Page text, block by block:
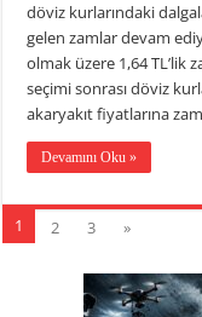
döviz kurlarındaki
gelen zamlar devam
olmak üzere 1,64 TL’lik
seçimi sonrası döviz
akaryakıt fiyatlarına
Devamını Oku »
1 2 3 »